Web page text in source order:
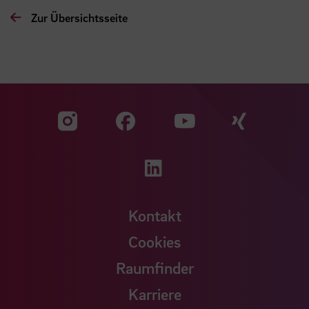
Zur Übersichtsseite
Zu unserer Facebook
Zu
Zu unserer
Kontakt
Cookies
Raumfinder
Karriere